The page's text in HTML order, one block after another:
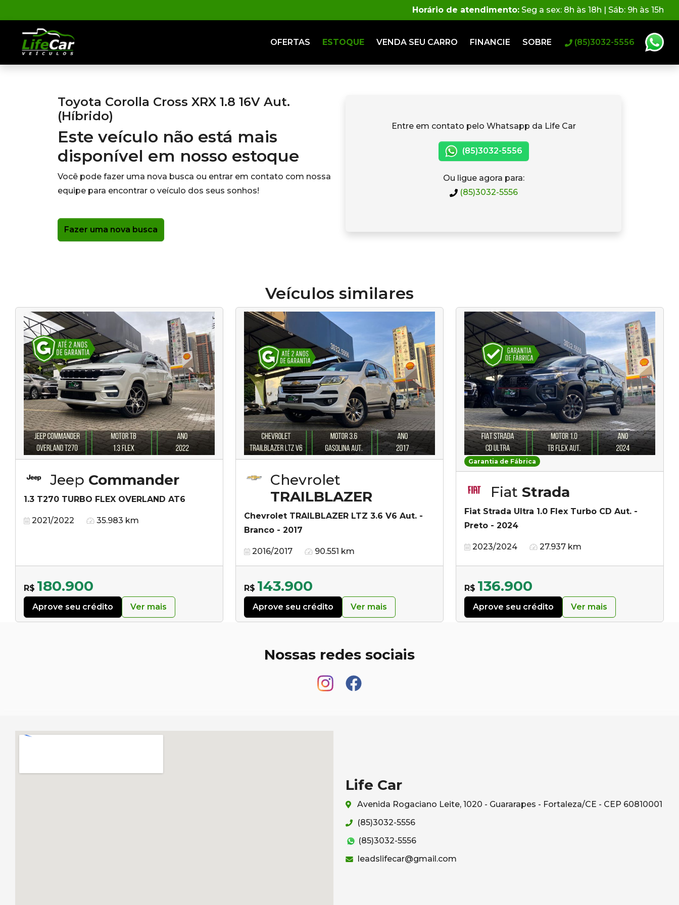
Horário de atendimento: Seg a sex: 8h às 18h | Sáb: 9h às 15h
OFERTAS ESTOQUE VENDA SEU CARRO FINANCIE SOBRE (85)3032-5556
Toyota Corolla Cross XRX 1.8 16V Aut.
(Híbrido)
Este veículo não está mais
disponível em nosso estoque
Você pode fazer uma nova busca ou entrar em contato com nossa
equipe para encontrar o veículo dos seus sonhos!
Fazer uma nova busca
Entre em contato pelo Whatsapp da Life Car
(85)3032-5556
Ou ligue agora para:
(85)3032-5556
Veículos similares
Jeep Commander
1.3 T270 TURBO FLEX OVERLAND AT6
2021/2022 35.983 km
R$ 180.900
Aprove seu crédito Ver mais
Chevrolet
TRAILBLAZER
Chevrolet TRAILBLAZER LTZ 3.6 V6 Aut. -
Branco - 2017
2016/2017 90.551 km
R$ 143.900
Aprove seu crédito Ver mais
Garantia de Fábrica
Fiat Strada
Fiat Strada Ultra 1.0 Flex Turbo CD Aut. -
Preto - 2024
2023/2024 27.937 km
R$ 136.900
Aprove seu crédito Ver mais
Nossas redes sociais
Life Car
Avenida Rogaciano Leite, 1020 - Guararapes - Fortaleza/CE - CEP 60810001
(85)3032-5556
(85)3032-5556
leadslifecar@gmail.com